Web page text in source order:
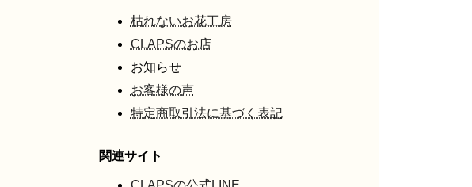
枯れないお花工房
CLAPSのお店
お知らせ
お客様の声
特定商取引法に基づく表記
関連サイト